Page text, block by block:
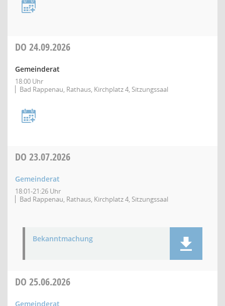
DO 24.09.2026
Gemeinderat
18:00 Uhr
Bad Rappenau, Rathaus, Kirchplatz 4, Sitzungssaal
DO 23.07.2026
Gemeinderat
18:01-21:26 Uhr
Bad Rappenau, Rathaus, Kirchplatz 4, Sitzungssaal
Bekanntmachung
DO 25.06.2026
Gemeinderat